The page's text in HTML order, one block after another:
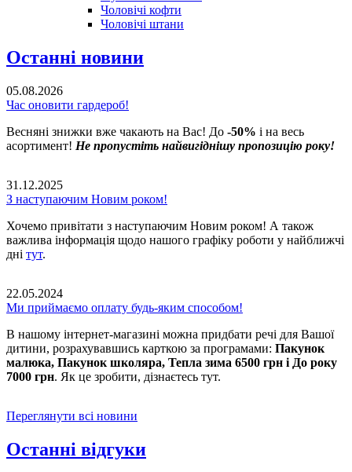
Чоловічі кофти
Чоловічі штани
Останні новини
05.08.2026
Час оновити гардероб!
Весняні знижки вже чакають на Вас! До -50% і на весь
асортимент! Не пропустіть найвигіднішу пропозицію року!
31.12.2025
З наступаючим Новим роком!
Хочемо привітати з наступаючим Новим роком! А також
важлива інформація щодо нашого графіку роботи у найближчі
дні тут.
22.05.2024
Ми приймаємо оплату будь-яким способом!
В нашому інтернет-магазині можна придбати речі для Вашої
дитини, розрахувавшись карткою за програмами: Пакунок
малюка, Пакунок школяра, Тепла зима 6500 грн і До року
7000 грн. Як це зробити, дізнаєтесь тут.
Переглянути всі новини
Останні відгуки